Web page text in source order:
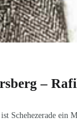
–
Schehezerade